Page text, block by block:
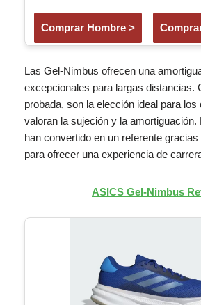
Comprar Hombre >
Las Gel-Nimbus ofrecen una
excepcionales para largas distancias.
probada, son la elección ideal para
valoran la sujeción y la
han convertido en un referente
para ofrecer una experiencia de
ASICS Gel-Nimbus